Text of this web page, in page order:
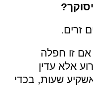
זרים.
אם זו חפלה
אלא עדין
שעות, בכדי